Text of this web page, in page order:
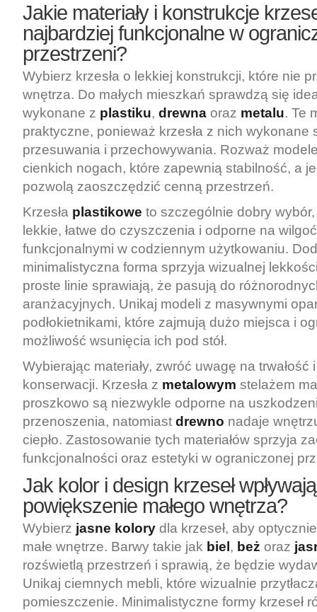
Jakie materiały i konstrukcje
najbardziej funkcjonalne w
przestrzeni?
Wybierz krzesła o lekkiej konstrukcji, które nie
wnętrza. Do małych mieszkań sprawdzą się
wykonane z plastiku, drewna oraz metalu. Te
praktyczne, ponieważ krzesła z nich wykonane
przesuwania i przechowywania. Rozważ
cienkich nogach, które zapewnią stabilność, a
pozwolą zaoszczędzić cenną przestrzeń.
Krzesła plastikowe to szczególnie dobry
lekkie, łatwe do czyszczenia i odporne na
funkcjonalnymi w codziennym użytkowaniu.
minimalistyczna forma sprzyja wizualnej
proste linie sprawiają, że pasują do
aranżacyjnych. Unikaj modeli z masywnymi
podłokietnikami, które zajmują dużo miejsca i
możliwość wsunięcia ich pod stół.
Wybierając materiały, zwróć uwagę na trwałość
konserwacji. Krzesła z metalowym stelażem
proszkowo są niezwykle odporne na
przenoszenia, natomiast drewno nadaje
ciepło. Zastosowanie tych materiałów sprzyja
funkcjonalności oraz estetyki w ograniczonej
Jak kolor i design krzeseł
powiększenie małego wnętrza?
Wybierz jasne kolory dla krzeseł, aby
małe wnętrze. Barwy takie jak biel , beż oraz
rozświetlą przestrzeń i sprawią, że będzie
Unikaj ciemnych mebli, które wizualnie
pomieszczenie. Minimalistyczne formy krzeseł